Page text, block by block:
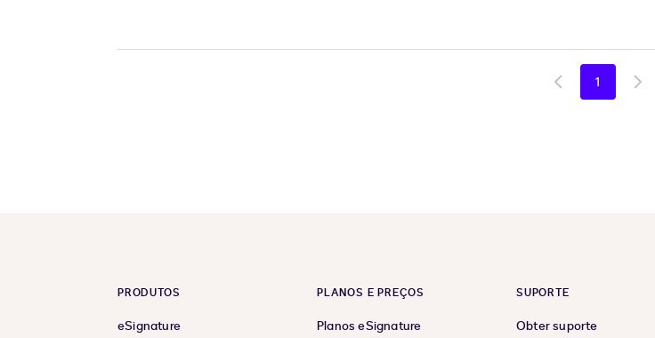
Go
1
Go
PRODUTOS
eSignature
PLANOS E PREÇOS
Planos eSignature
SUPORTE
Obter suporte